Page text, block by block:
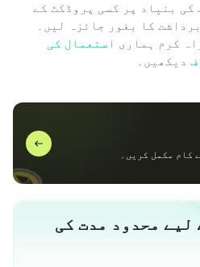
کی بنیاد پر کسی پروڈکٹ کے
کا بغور جائزہ لیں۔
کرم ہماری استعمال کی
دیکھیں۔
کام مکمل کریں۔
لیے محدود مدت کی